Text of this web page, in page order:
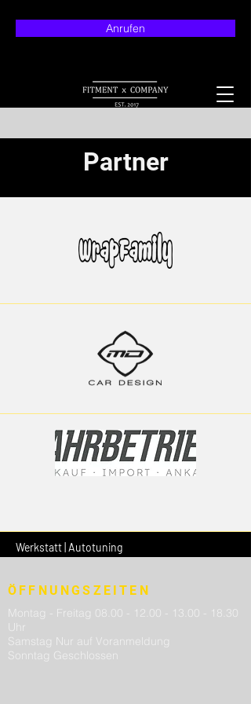
Anrufen
Partner
Werkstatt | Autotuning
ÖFFNUNGSZEITEN
Montag - Freitag 08.00 - 12.00 - 13.00 - 18.30
Uhr
Samstag Nur auf Voranmeldung
Sonntag Geschlossen